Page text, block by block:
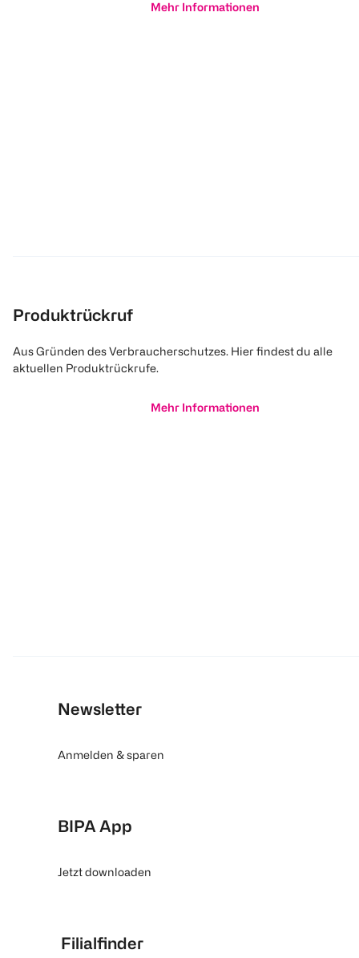
Mehr Informationen
Produktrückruf
Aus Gründen des Verbraucherschutzes. Hier findest du alle
aktuellen Produktrückrufe.
Mehr Informationen
Newsletter
Anmelden & sparen
BIPA App
Jetzt downloaden
Filialfinder